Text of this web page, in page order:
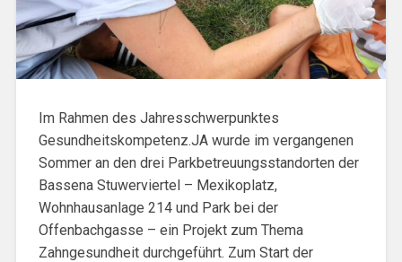
Im Rahmen des Jahresschwerpunktes
Gesundheitskompetenz.JA wurde im vergangenen
Sommer an den drei Parkbetreuungsstandorten der
Bassena Stuwerviertel – Mexikoplatz,
Wohnhausanlage 214 und Park bei der
Offenbachgasse – ein Projekt zum Thema
Zahngesundheit durchgeführt. Zum Start der